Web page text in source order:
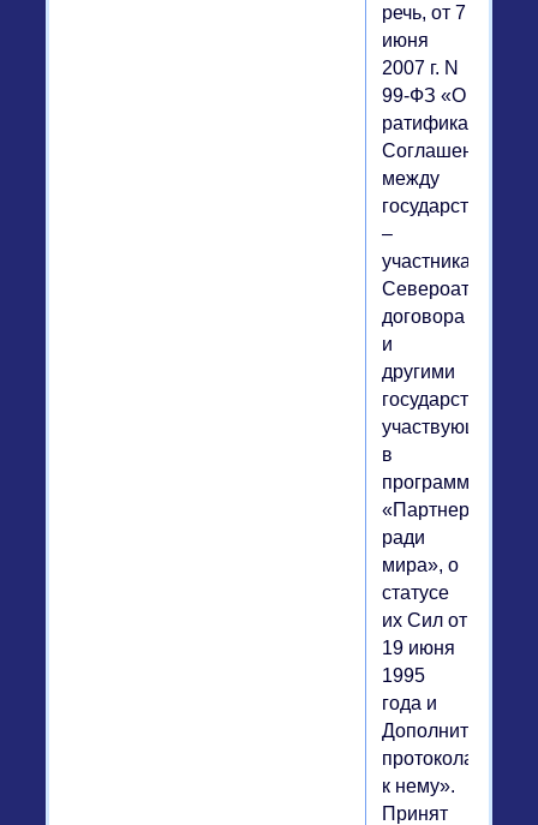
речь, от 7
июня
2007 г. N
99-ФЗ «О
ратификации
Соглашения
между
государствами
–
участниками
договора
и
другими
государствами,
участвующими
в
программе
«Партнерство
ради
мира», о
статусе
их Сил от
19 июня
1995
года и
Дополнительного
протокола
к нему».
Принят